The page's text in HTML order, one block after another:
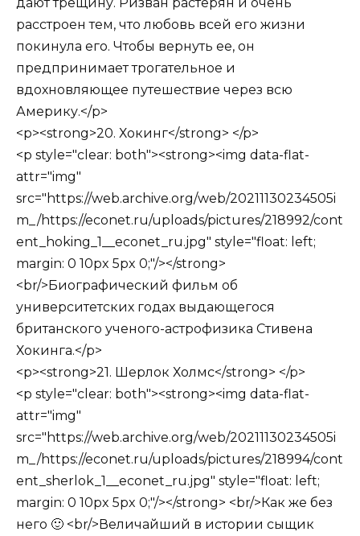
дают трещину. Ризван растерян и очень
расстроен тем, что любовь всей его жизни
покинула его. Чтобы вернуть ее, он
предпринимает трогательное и
вдохновляющее путешествие через всю
Америку.</p>
<p><strong>20. Хокинг</strong> </p>
<p style="clear: both"><strong><img data-flat-
attr="img"
src="https://web.archive.org/web/20211130234505i
m_/https://econet.ru/uploads/pictures/218992/cont
ent_hoking_1__econet_ru.jpg" style="float: left;
margin: 0 10px 5px 0;"/></strong>
<br/>Биографический фильм об
университетских годах выдающегося
британского ученого-астрофизика Стивена
Хокинга.</p>
<p><strong>21. Шерлок Холмс</strong> </p>
<p style="clear: both"><strong><img data-flat-
attr="img"
src="https://web.archive.org/web/20211130234505i
m_/https://econet.ru/uploads/pictures/218994/cont
ent_sherlok_1__econet_ru.jpg" style="float: left;
margin: 0 10px 5px 0;"/></strong> <br/>Как же без
него 🙂 <br/>Величайший в истории сыщик